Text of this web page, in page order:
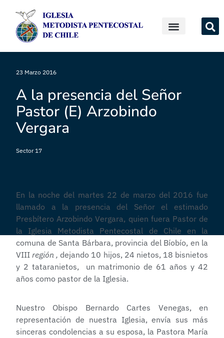
23 Marzo 2016
A la presencia del Señor
Pastor (E) Arzobindo
Vergara
Sector 17
En la noche del martes 22 de marzo del 2016 fue
llamado a la presencia del Señor el estimado
Presbítero Arzobindo Vergara, quien fuera Pastor de
la Iglesia Metodista Pentecostal de Chile en la
comuna de Santa Bárbara, provincia del Bíobío, en la
VIIIregión , dejando 10 hijos, 24 nietos, 18 bisnietos
y 2 tataranietos, un matrimonio de 61 años y 42
años como pastor de la Iglesia.
Nuestro Obispo Bernardo Cartes Venegas, en
representación de nuestra Iglesia, envía sus más
sinceras condolencias a su esposa, la Pastora María